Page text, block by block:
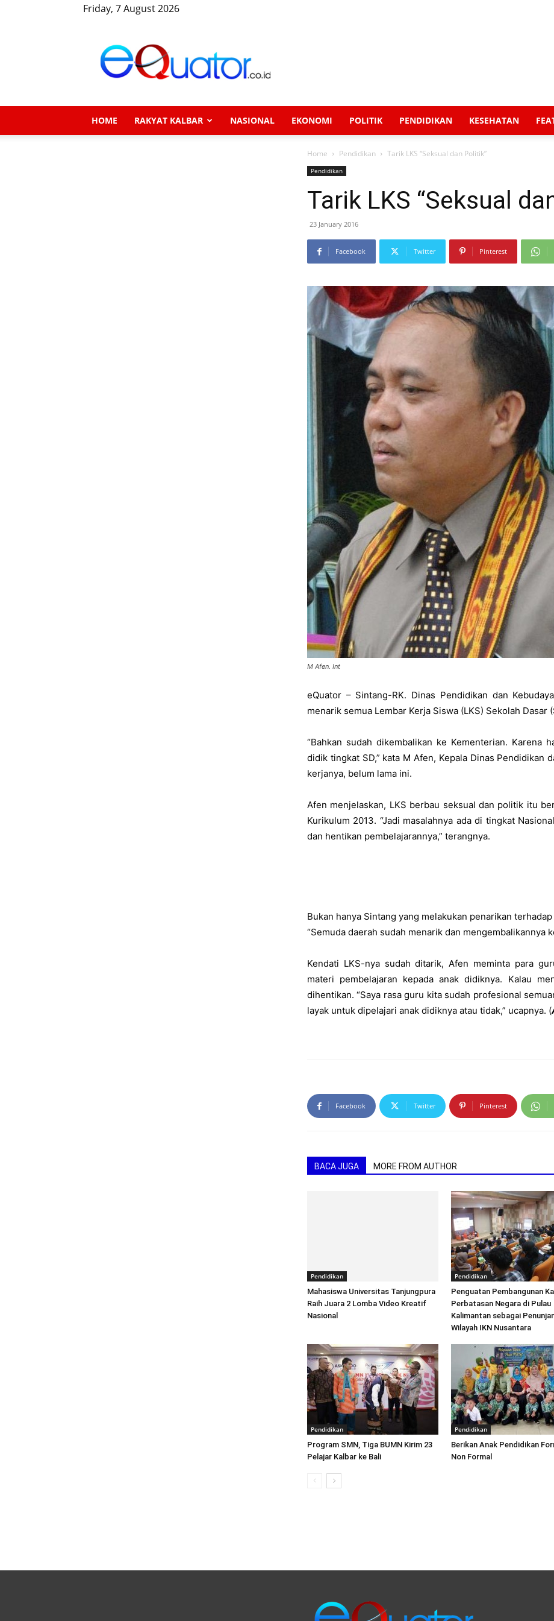
Friday, 7 August 2026
HOME RAKYAT KALBAR NASIONAL EKONOMI POLITIK PENDIDIKAN KESEHATAN
Home Pendidikan Tarik LKS “Seksual dan Politik”
Pendidikan
Tarik LKS “Seksual
23 January 2016
Facebook Twitter Pinterest
M Afen. Int
eQuator – Sintang-RK. Dinas Pendidikan dan
menarik semua Lembar Kerja Siswa (LKS) Sekolah
“Bahkan sudah dikembalikan ke Kementerian. Karena
didik tingkat SD,” kata M Afen, Kepala Dinas Pendidikan
kerjanya, belum lama ini.
Afen menjelaskan, LKS berbau seksual dan politik itu
Kurikulum 2013. “Jadi masalahnya ada di tingkat
dan hentikan pembelajarannya,” terangnya.
Bukan hanya Sintang yang melakukan penarikan
“Semuda daerah sudah menarik dan mengembalikannya
Kendati LKS-nya sudah ditarik, Afen meminta para
materi pembelajaran kepada anak didiknya. Kalau
dihentikan. “Saya rasa guru kita sudah profesional
layak untuk dipelajari anak didiknya atau tidak,” ucapnya. (
Facebook Twitter Pinterest
BACA JUGA MORE FROM AUTHOR
Pendidikan
Mahasiswa Universitas Tanjungpura
Raih Juara 2 Lomba Video Kreatif
Nasional
Pendidikan
Penguatan Pembangunan
Perbatasan Negara di Pulau
Kalimantan sebagai
Wilayah IKN Nusantara
Pendidikan
Program SMN, Tiga BUMN Kirim 23
Pelajar Kalbar ke Bali
Pendidikan
Berikan Anak Pendidikan
Non Formal